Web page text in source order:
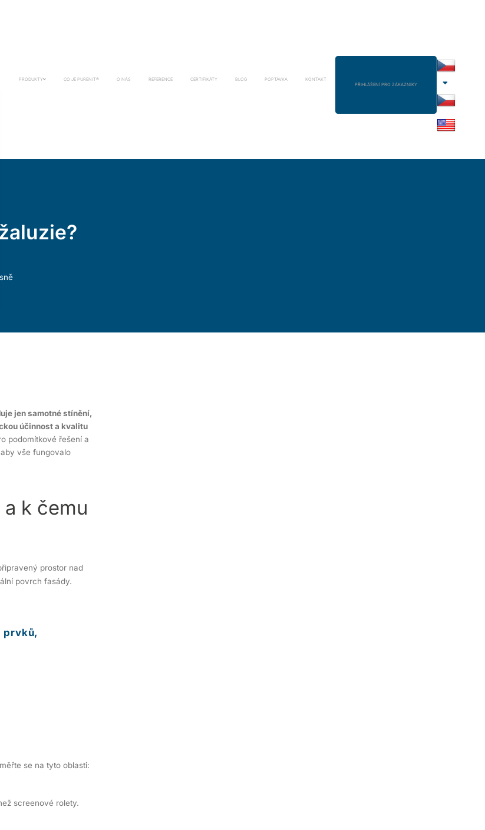
PRODUKTY CO JE PURENIT® O NÁS REFERENCE CERTIFIKÁTY BLOG POPTÁVKA
KONTAKT
PŘIHLÁŠENÍ PRO ZÁKAZNÍKY
jen samotné stínění,
účinnost a kvalitu
podomítkové řešení a
vše fungovalo
k čemu
prostor nad
povrch fasády.
prvků,
se na tyto oblasti:
screenové rolety.